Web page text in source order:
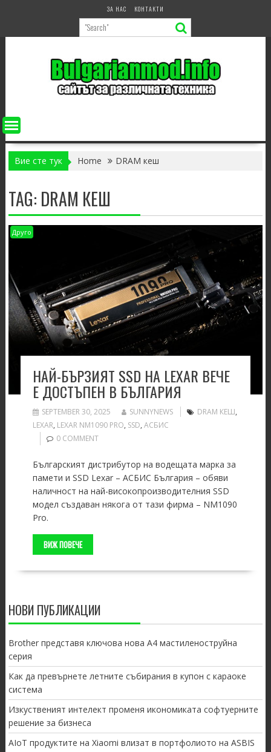
ЗА НАС КОНТАКТИ
Вие сте тук Home DRAM кеш
TAG: DRAM КЕШ
Друго
НАЙ-БЪРЗИЯТ SSD НА LEXAR ВЕЧЕ
Е ДОСТЪПЕН В БЪЛГАРИЯ
SEPTEMBER 30, 2025 SUNNYNEWS DRAM КЕШ,
LEXAR, LEXAR NM1090 PRO, SSD, АСБИС
0 COMMENT
Българският дистрибутор на водещата марка за
памети и SSD Lexar – АСБИС България – обяви
наличност на най-високопроизводителния SSD
модел създаван някога от тази фирма – NM1090
Pro.
ВИЖ ПОВЕЧЕ
НОВИ ПУБЛИКАЦИИ
Brother представя ключова нова A4 мастиленоструйна
серия
Как да превърнете летните събирания в купон с караоке
система
Изкуственият интелект променя икономиката софтуерните
решение за бизнеса
AIoT продуктите на Xiaomi влизат в портфолиото на ASBIS